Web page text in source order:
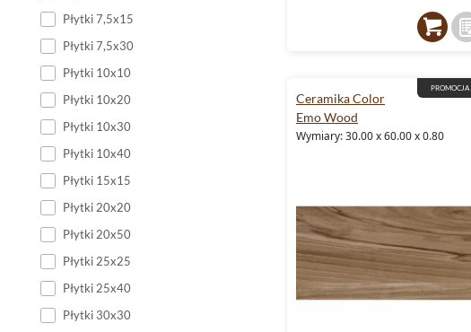
Płytki 7,5x15
Płytki 7,5x30
Płytki 10x10
Płytki 10x20
Płytki 10x30
Płytki 10x40
Płytki 15x15
Płytki 20x20
Płytki 20x50
Płytki 25x25
Płytki 25x40
Płytki 30x30
PROMOCJA
Ceramika Color
Emo Wood
Wymiary: 30.00 x 60.00 x 0.80